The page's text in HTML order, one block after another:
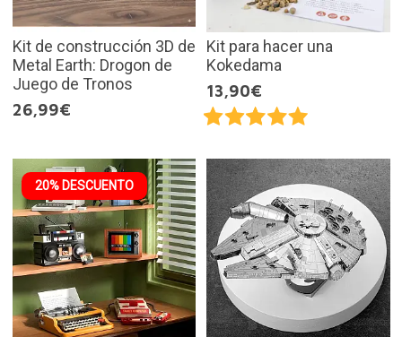
Kit de construcción 3D de
Metal Earth: Drogon de
Juego de Tronos
26,99€
Kit para hacer una
Kokedama
13,90€
20% DESCUENTO